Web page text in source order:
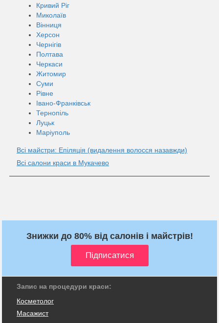
Кривий Ріг
Миколаїв
Вінниця
Херсон
Чернігів
Полтава
Черкаси
Житомир
Суми
Рівне
Івано-Франківськ
Тернопіль
Луцьк
Маріуполь
Всі майстри: Епіляція (видалення волосся назавжди)
Всі салони краси в Мукачево
Знижки до 80% від салонів і майстрів!
Запис на процедури краси:
Косметолог
Масажист